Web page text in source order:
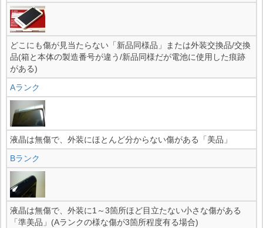
どこにも傷が見当たらない「新品同様品」または外装交換品/交換
品(箱と本体の製造番号が違う/新品同様だが電池に使用した痕跡
がある)
Aランク
液晶は無傷で、外装にほとんど分からない傷がある「美品」
Bランク
液晶は無傷で、外装に1～3箇所ほど目立たない小さな傷がある
「準美品」(Aランクの様な傷が3箇所程度有る場合)